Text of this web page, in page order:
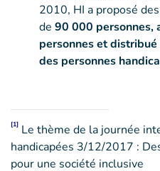
2010, HI a proposé
de 90 000 personnes,
personnes et
des personnes
[1] Le thème de la journée
handicapées 3/12/2017 :
pour une société inclusive